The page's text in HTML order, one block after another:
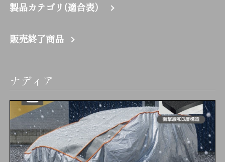
製品カテゴリ(適合表）
販売終了商品
ナディア